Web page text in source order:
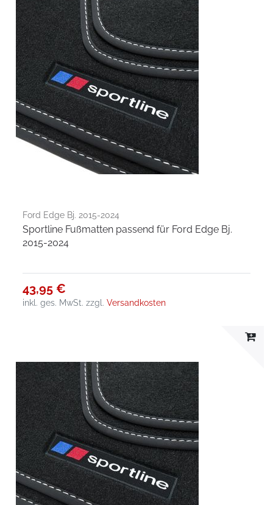
Ford Edge Bj. 2015-2024
Sportline Fußmatten passend für Ford Edge Bj.
2015-2024
43,95 €
inkl. ges. MwSt. zzgl.Versandkosten